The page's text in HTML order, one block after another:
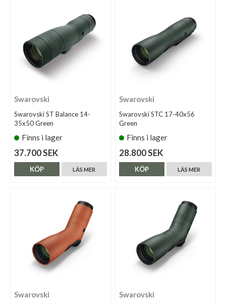
Swarovski
Swarovski ST Balance 14-
35x50 Green
Finns i lager
37.700 SEK
LÄS MER
KÖP
Swarovski
Swarovski STC 17-40x56
Green
Finns i lager
28.800 SEK
LÄS MER
KÖP
Swarovski Swarovski